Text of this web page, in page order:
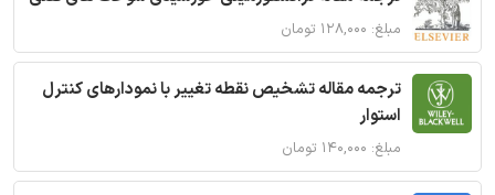
مبلغ: ۱۲۸,۰۰۰ تومان
ترجمه مقاله تشخیص نقطه تغییر با نمودارهای کنترل
استوار
مبلغ: ۱۴۰,۰۰۰ تومان